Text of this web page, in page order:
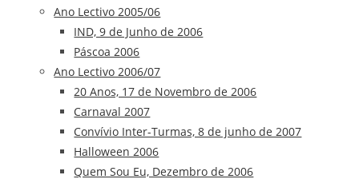
Ano Lectivo 2005/06
IND, 9 de Junho de 2006
Páscoa 2006
Ano Lectivo 2006/07
20 Anos, 17 de Novembro de 2006
Carnaval 2007
Convívio Inter-Turmas, 8 de junho de 2007
Halloween 2006
Quem Sou Eu, Dezembro de 2006